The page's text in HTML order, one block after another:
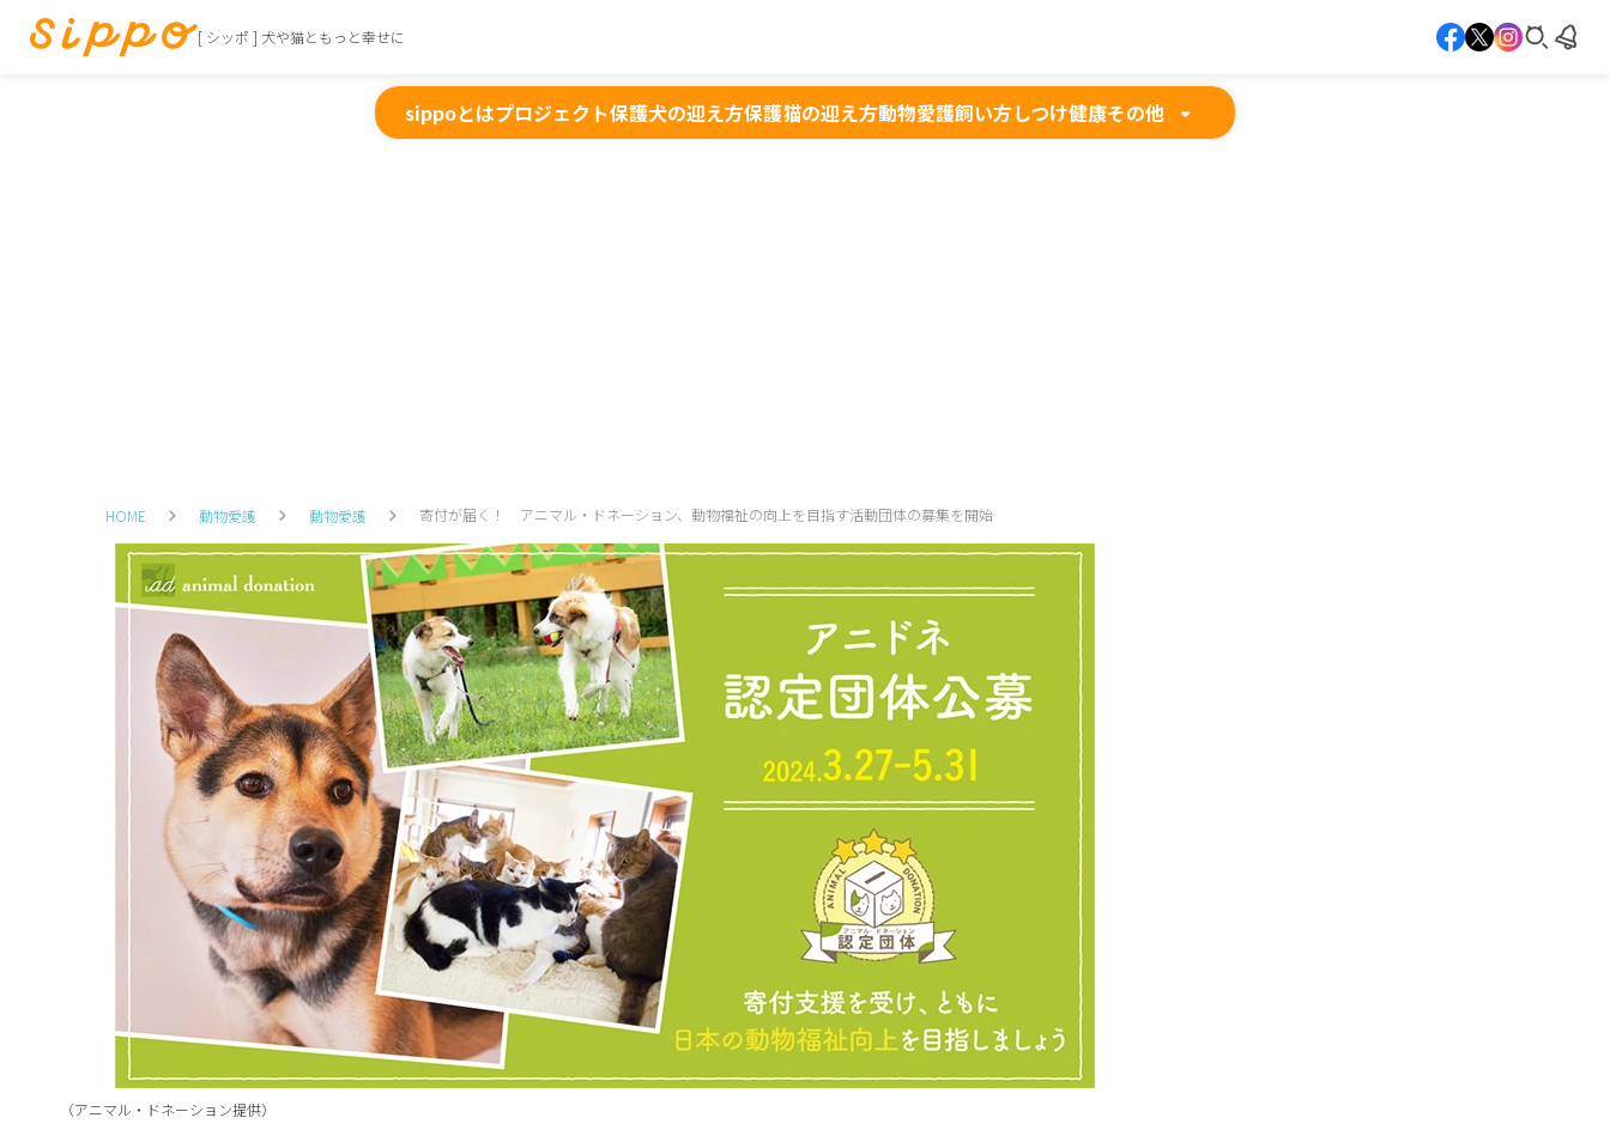
[ シッポ ] 犬や猫ともっと幸せに
sippoとはプロジェクト保護犬の迎え方保護猫の迎え方動物愛護飼い方しつけ健康その他
HOME 動物愛護 動物愛護 寄付が届く！ アニマル・ドネーション、動物福祉の向上を目指す活動団体の募集を開始
（アニマル・ドネーション提供）